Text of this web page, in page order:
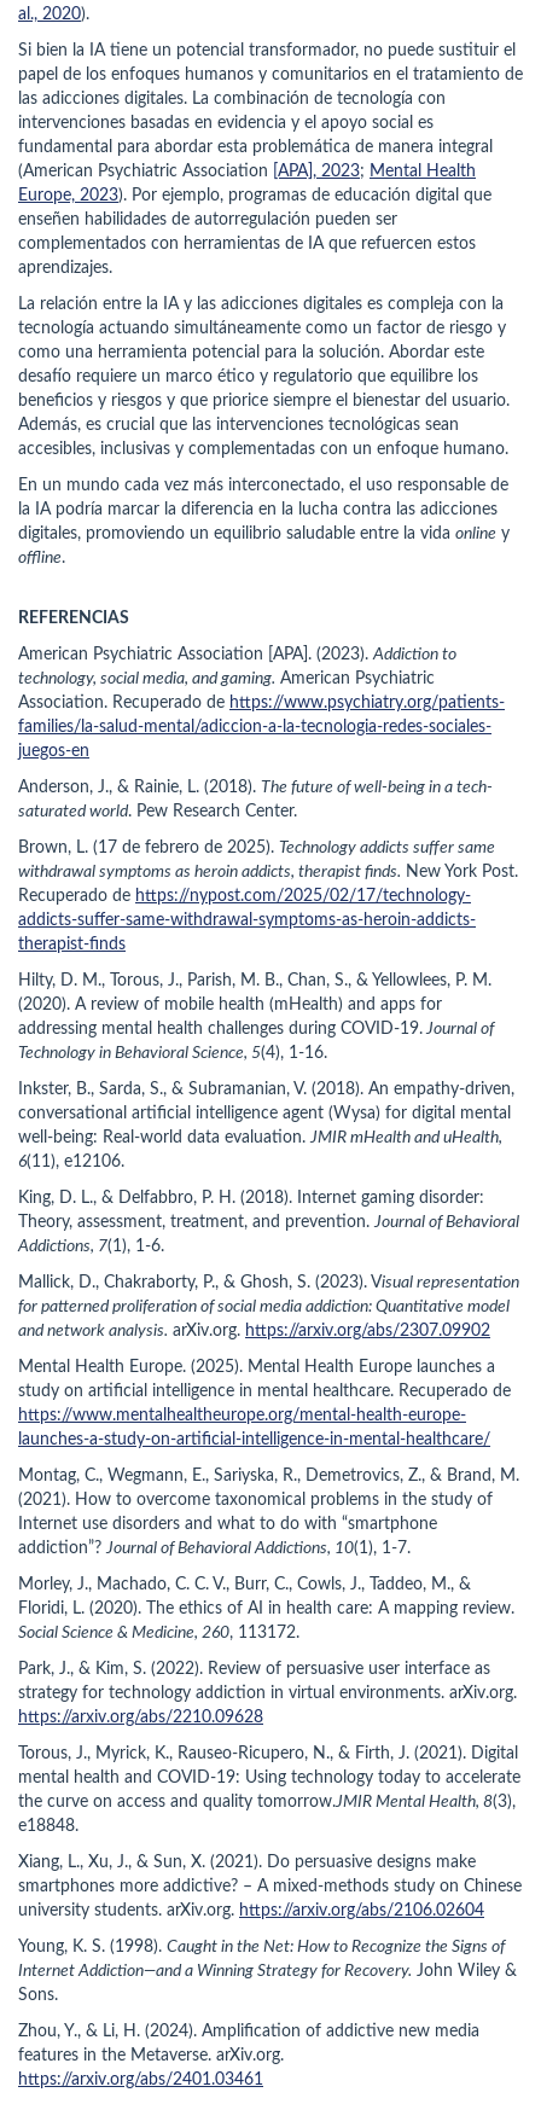
al., 2020).
Si bien la IA tiene un potencial transformador, no puede sustituir el
papel de los enfoques humanos y comunitarios en el tratamiento de
las adicciones digitales. La combinación de tecnología con
intervenciones basadas en evidencia y el apoyo social es
fundamental para abordar esta problemática de manera integral
(American Psychiatric Association
[APA], 2023; Mental Health
Europe, 2023). Por ejemplo, programas de educación digital que
enseñen habilidades de autorregulación pueden ser
complementados con herramientas de IA que refuercen estos
aprendizajes.
La relación entre la IA y las adicciones digitales es compleja con la
tecnología actuando simultáneamente como un factor de riesgo y
como una herramienta potencial para la solución. Abordar este
desafío requiere un marco ético y regulatorio que equilibre los
beneficios y riesgos y que priorice siempre el bienestar del usuario.
Además, es crucial que las intervenciones tecnológicas sean
accesibles, inclusivas y complementadas con un enfoque humano.
En un mundo cada vez más interconectado, el uso responsable de
la IA podría marcar la diferencia en la lucha contra las adicciones
digitales, promoviendo un equilibrio saludable entre la vida online y
offline.
REFERENCIAS
American Psychiatric Association [APA]. (2023).Addiction to
technology, social media, and gaming. American Psychiatric
Association. Recuperado de https://www.psychiatry.org/patients-
families/la-salud-mental/adiccion-a-la-tecnologia-redes-sociales-
juegos-en
Anderson, J., & Rainie, L. (2018). The future of well-being in a tech-
saturated world. Pew Research Center.
Brown, L. (17 de febrero de 2025). Technology addicts suffer same
withdrawal symptoms as heroin addicts, therapist finds. New York Post.
Recuperado de https://nypost.com/2025/02/17/technology-
addicts-suffer-same-withdrawal-symptoms-as-heroin-addicts-
therapist-finds
Hilty, D. M., Torous, J., Parish, M. B., Chan, S., & Yellowlees, P. M.
(2020). A review of mobile health (mHealth) and apps for
addressing mental health challenges during COVID-19.Journal of
Technology in Behavioral Science, 5(4), 1-16.
Inkster, B., Sarda, S., & Subramanian, V. (2018). An empathy-driven,
conversational artificial intelligence agent (Wysa) for digital mental
well-being: Real-world data evaluation.JMIR mHealth and uHealth,
6(11), e12106.
King, D. L., & Delfabbro, P. H. (2018). Internet gaming disorder:
Theory, assessment, treatment, and prevention.Journal of Behavioral
Addictions, 7(1), 1-6.
Mallick, D., Chakraborty, P., & Ghosh, S. (2023). Visual representation
for patterned proliferation of social media addiction: Quantitative model
and network analysis. arXiv.org. https://arxiv.org/abs/2307.09902
Mental Health Europe. (2025). Mental Health Europe launches a
study on artificial intelligence in mental healthcare. Recuperado de
https://www.mentalhealtheurope.org/mental-health-europe-
launches-a-study-on-artificial-intelligence-in-mental-healthcare/
Montag, C., Wegmann, E., Sariyska, R., Demetrovics, Z., & Brand, M.
(2021). How to overcome taxonomical problems in the study of
Internet use disorders and what to do with “smartphone
addiction”?Journal of Behavioral Addictions, 10(1), 1-7.
Morley, J., Machado, C. C. V., Burr, C., Cowls, J., Taddeo, M., &
Floridi, L. (2020). The ethics of AI in health care: A mapping review.
Social Science & Medicine, 260, 113172.
Park, J., & Kim, S. (2022). Review of persuasive user interface as
strategy for technology addiction in virtual environments. arXiv.org.
https://arxiv.org/abs/2210.09628
Torous, J., Myrick, K., Rauseo-Ricupero, N., & Firth, J. (2021). Digital
mental health and COVID-19: Using technology today to accelerate
the curve on access and quality tomorrow.JMIR Mental Health, 8(3),
e18848.
Xiang, L., Xu, J., & Sun, X. (2021). Do persuasive designs make
smartphones more addictive? – A mixed-methods study on Chinese
university students. arXiv.org. https://arxiv.org/abs/2106.02604
Young, K. S. (1998). Caught in the Net: How to Recognize the Signs of
Internet Addiction—and a Winning Strategy for Recovery. John Wiley &
Sons.
Zhou, Y., & Li, H. (2024). Amplification of addictive new media
features in the Metaverse. arXiv.org.
https://arxiv.org/abs/2401.03461